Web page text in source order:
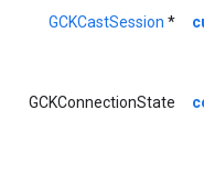
GCKCastSession *
GCKConnectionState